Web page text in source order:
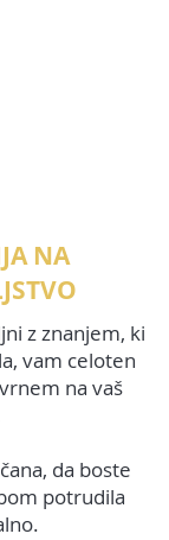
NA
z znanjem, ki
vam celoten
na vaš
da boste
potrudila